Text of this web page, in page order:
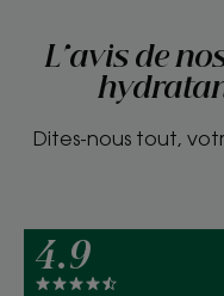
L'avis de
Dites-nous tout,
4.9